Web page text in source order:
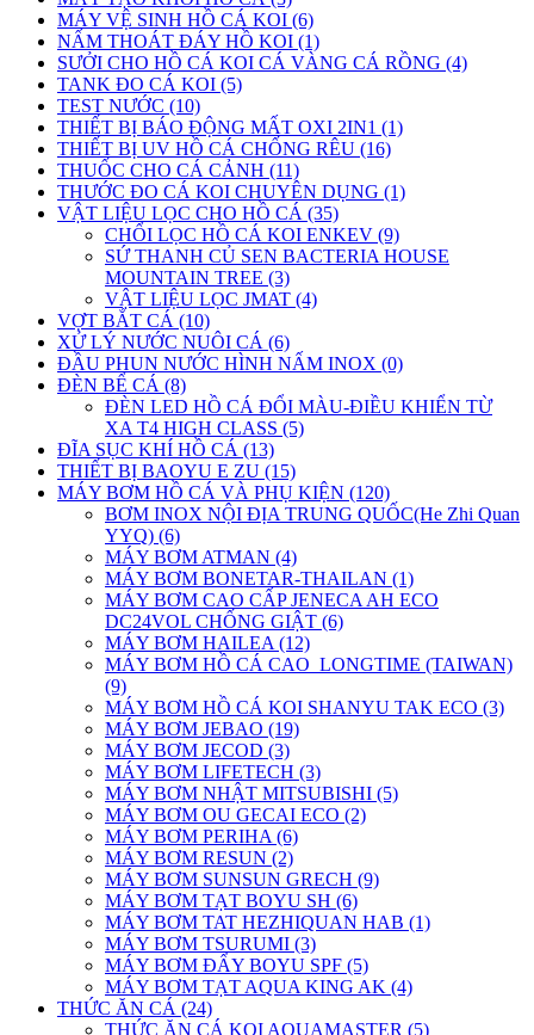
MÁY VỆ SINH HỒ CÁ KOI (6)
NẤM THOÁT ĐÁY HỒ KOI (1)
SƯỞI CHO HỒ CÁ KOI CÁ VÀNG CÁ RỒNG (4)
TANK ĐO CÁ KOI (5)
TEST NƯỚC (10)
THIẾT BỊ BÁO ĐỘNG MẤT OXI 2IN1 (1)
THIẾT BỊ UV HỒ CÁ CHỐNG RÊU (16)
THUỐC CHO CÁ CẢNH (11)
THƯỚC ĐO CÁ KOI CHUYÊN DỤNG (1)
VẬT LIỆU LỌC CHO HỒ CÁ (35)
CHỔI LỌC HỒ CÁ KOI ENKEV (9)
SỨ THANH CỦ SEN BACTERIA HOUSE
MOUNTAIN TREE (3)
VẬT LIỆU LỌC JMAT (4)
VỢT BẮT CÁ (10)
XỬ LÝ NƯỚC NUÔI CÁ (6)
ĐẦU PHUN NƯỚC HÌNH NẤM INOX (0)
ĐÈN BỂ CÁ (8)
ĐÈN LED HỒ CÁ ĐỔI MÀU-ĐIỀU KHIỂN TỪ
XA T4 HIGH CLASS (5)
ĐĨA SỤC KHÍ HỒ CÁ (13)
THIẾT BỊ BAOYU E ZU (15)
MÁY BƠM HỒ CÁ VÀ PHỤ KIỆN (120)
BƠM INOX NỘI ĐỊA TRUNG QUỐC(He Zhi Quan
YYQ) (6)
MÁY BƠM ATMAN (4)
MÁY BƠM BONETAR-THAILAN (1)
MÁY BƠM CAO CẤP JENECA AH ECO
DC24VOL CHỐNG GIẬT (6)
MÁY BƠM HAILEA (12)
MÁY BƠM HỒ CÁ CAO_LONGTIME (TAIWAN)
(9)
MÁY BƠM HỒ CÁ KOI SHANYU TAK ECO (3)
MÁY BƠM JEBAO (19)
MÁY BƠM JECOD (3)
MÁY BƠM LIFETECH (3)
MÁY BƠM NHẬT MITSUBISHI (5)
MÁY BƠM OU GECAI ECO (2)
MÁY BƠM PERIHA (6)
MÁY BƠM RESUN (2)
MÁY BƠM SUNSUN GRECH (9)
MÁY BƠM TẠT BOYU SH (6)
MÁY BƠM TAT HEZHIQUAN HAB (1)
MÁY BƠM TSURUMI (3)
MÁY BƠM ĐẨY BOYU SPF (5)
MÁY BƠM TẠT AQUA KING AK (4)
THỨC ĂN CÁ (24)
THỨC ĂN CÁ KOI AQUAMASTER (5)